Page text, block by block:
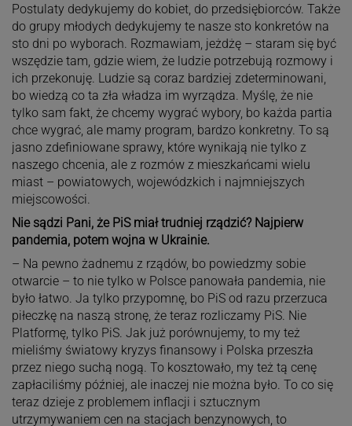
Postulaty dedykujemy do kobiet, do przedsiębiorców. Także
do grupy młodych dedykujemy te nasze sto konkretów na
sto dni po wyborach. Rozmawiam, jeżdżę – staram się być
wszędzie tam, gdzie wiem, że ludzie potrzebują rozmowy i
ich przekonuję. Ludzie są coraz bardziej zdeterminowani,
bo wiedzą co ta zła władza im wyrządza. Myślę, że nie
tylko sam fakt, że chcemy wygrać wybory, bo każda partia
chce wygrać, ale mamy program, bardzo konkretny. To są
jasno zdefiniowane sprawy, które wynikają nie tylko z
naszego chcenia, ale z rozmów z mieszkańcami wielu
miast – powiatowych, wojewódzkich i najmniejszych
miejscowości.
Nie sądzi Pani, że PiS miał trudniej rządzić? Najpierw
pandemia, potem wojna w Ukrainie.
– Na pewno żadnemu z rządów, bo powiedzmy sobie
otwarcie – to nie tylko w Polsce panowała pandemia, nie
było łatwo. Ja tylko przypomnę, bo PiS od razu przerzuca
piłeczkę na naszą stronę, że teraz rozliczamy PiS. Nie
Platformę, tylko PiS. Jak już porównujemy, to my też
mieliśmy światowy kryzys finansowy i Polska przeszła
przez niego suchą nogą. To kosztowało, my też tą cenę
zapłaciliśmy później, ale inaczej nie można było. To co się
teraz dzieje z problemem inflacji i sztucznym
utrzymywaniem cen na stacjach benzynowych, to